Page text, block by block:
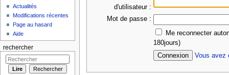
d'utilisateur :
Mot de passe :
Me reconnecter
180jours)
Vous avez
Actualités
Modifications récentes
Page au hasard
Aide
rechercher